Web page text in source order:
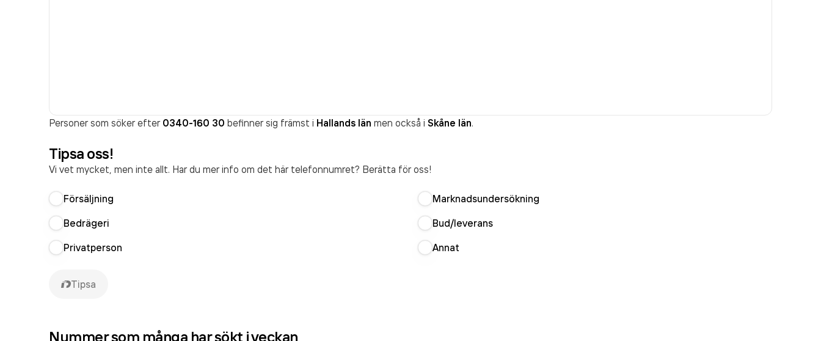
Personer som söker efter 0340-160 30 befinner sig främst i Hallands län men också i Skåne län.
Tipsa oss!
Vi vet mycket, men inte allt. Har du mer info om det här telefonnumret? Berätta för oss!
Försäljning
Marknadsundersökning
Bedrägeri
Bud/leverans
Privatperson
Annat
Tipsa
Nummer som många har sökt i veckan